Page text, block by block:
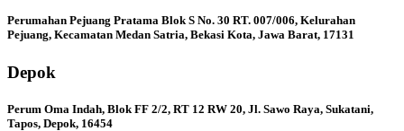
Perumahan Pejuang Pratama Blok S No. 30 RT. 007/006, Kelurahan
Pejuang, Kecamatan Medan Satria, Bekasi Kota, Jawa Barat, 17131
Depok
Perum Oma Indah, Blok FF 2/2, RT 12 RW 20, Jl. Sawo Raya, Sukatani,
Tapos, Depok, 16454